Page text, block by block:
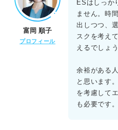
富岡 順子
プロフィール
ESはしっか
ません。時
出しつつ、
スクを考え
えるでしょう
余裕がある
と思います
を考慮して
も必要です。